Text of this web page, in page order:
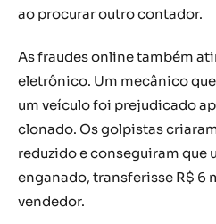
ao procurar outro contador.
As fraudes online também
eletrônico. Um mecânico
um veículo foi prejudicado
clonado. Os golpistas
reduzido e conseguiram que
enganado, transferisse R$ 6
vendedor.